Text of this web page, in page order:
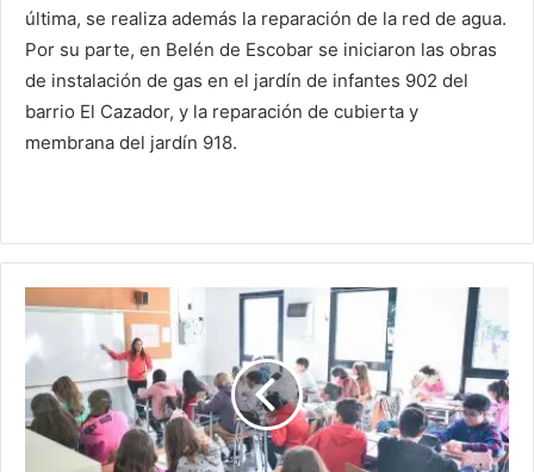
última, se realiza además la reparación de la red de agua.
Por su parte, en Belén de Escobar se iniciaron las obras
de instalación de gas en el jardín de infantes 902 del
barrio El Cazador, y la reparación de cubierta y
membrana del jardín 918.